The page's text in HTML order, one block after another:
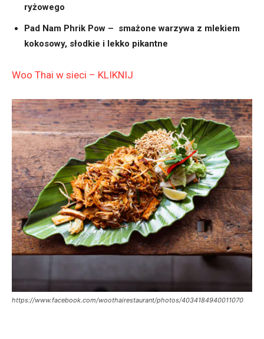
ryżowego
Pad Nam Phrik Pow – smażone warzywa z mlekiem
kokosowy, słodkie i lekko pikantne
Woo Thai w sieci – KLIKNIJ
https://www.facebook.com/woothairestaurant/photos/4034184940011070